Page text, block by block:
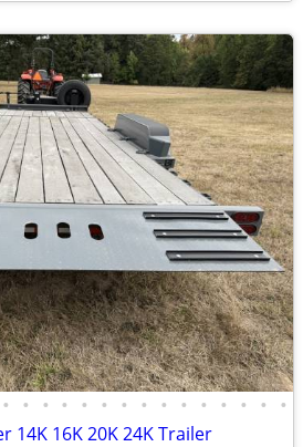
• • • • • • • • • • • • • • •
14K 16K 20K 24K Trailer